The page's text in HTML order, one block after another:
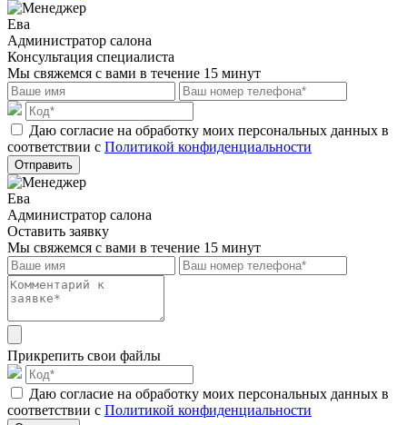
Ева
Администратор салона
Консультация специалиста
Мы свяжемся с вами в течение 15 минут
Даю согласие на обработку моих персональных данных в
соответствии с Политикой конфиденциальности
Отправить
Ева
Администратор салона
Оставить заявку
Мы свяжемся с вами в течение 15 минут
Прикрепить свои файлы
Даю согласие на обработку моих персональных данных в
соответствии с Политикой конфиденциальности